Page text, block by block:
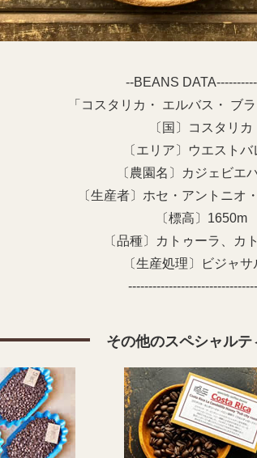
--BEANS
「コスタリカ・ エルバス・ ブ
〔国〕コスタリカ
〔エリア〕ウエストバ
〔農園名〕カジェビエ
〔生産者〕ホセ・アントニオ
〔標高〕1650m
〔品種〕カトゥーラ、カ
〔生産処理〕ビジャサ
その他のスペシャルテ